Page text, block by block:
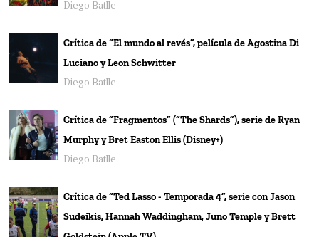
Diego Batlle
Crítica de “El mundo al revés”, película de Agostina Di
Luciano y Leon Schwitter
Diego Batlle
Crítica de “Fragmentos” (“The Shards”), serie de Ryan
Murphy y Bret Easton Ellis (Disney+)
Diego Batlle
Crítica de “Ted Lasso - Temporada 4”, serie con Jason
Sudeikis, Hannah Waddingham, Juno Temple y Brett